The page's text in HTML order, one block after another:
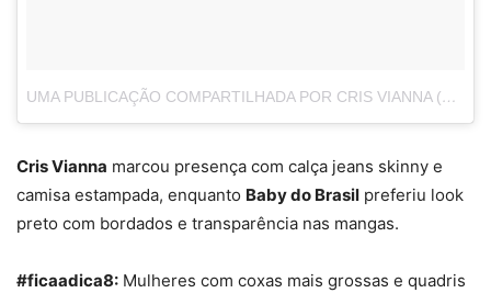
UMA PUBLICAÇÃO COMPARTILHADA POR CRIS VIANNA (@CRISVIANNA)
Cris Vianna marcou presença com calça jeans skinny e
camisa estampada, enquanto Baby do Brasil preferiu look
preto com bordados e transparência nas mangas.
#ficaadica8: Mulheres com coxas mais grossas e quadris